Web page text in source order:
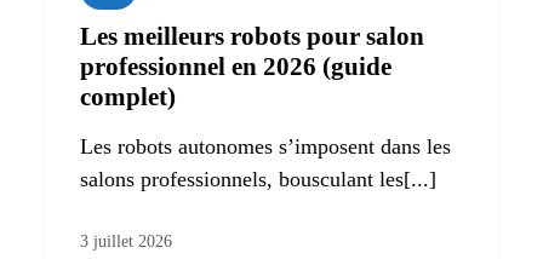
Les meilleurs robots pour salon
professionnel en 2026 (guide
complet)
Les robots autonomes s’imposent dans les
salons professionnels, bousculant les[...]
3 juillet 2026